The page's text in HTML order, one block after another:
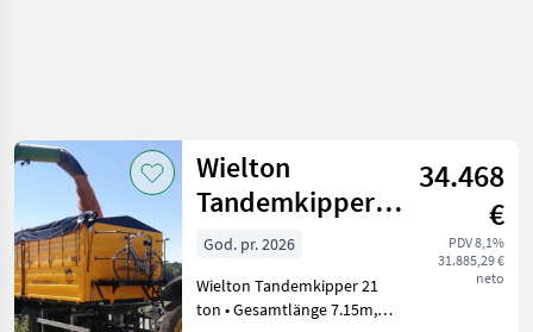
Kategorija 4 Država
TRENUTNA
PUTANJA
Poljoprivredna
tehnika
Resetuj
Prikaži 4
rezultata
Wielton
Tandemkipper
21t
34.468
€
PDV 8,1%
31.885,29 €
neto
God. pr. 2026
Wielton Tandemkipper 21
ton • Gesamtlänge 7.15m,